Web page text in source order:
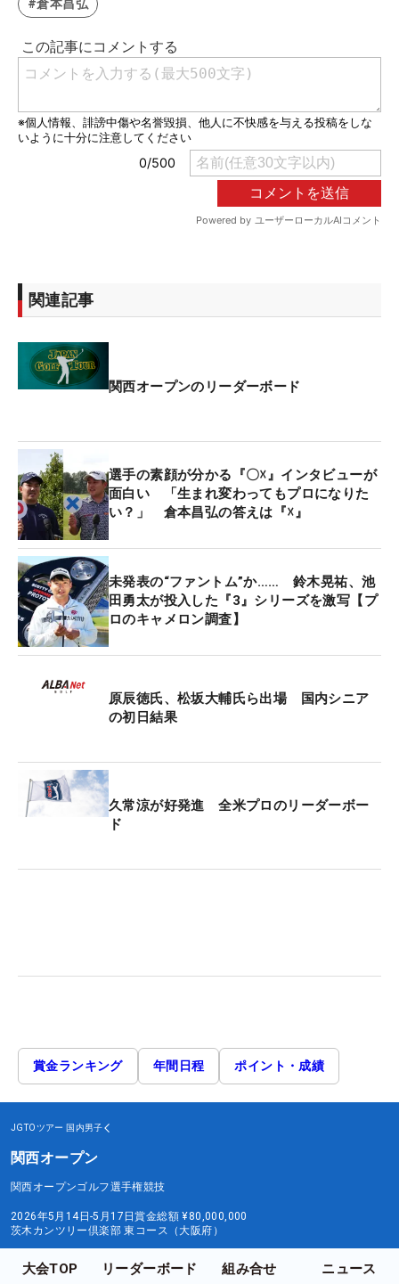
#倉本昌弘
関連記事
関西オープンのリーダーボード
選手の素顔が分かる『〇☓』インタビューが
面白い 「生まれ変わってもプロになりた
い？」 倉本昌弘の答えは『☓』
未発表の“ファントム”か…… 鈴木晃祐、池
田勇太が投入した『3』シリーズを激写【プ
ロのキャメロン調査】
原辰徳氏、松坂大輔氏ら出場 国内シニア
の初日結果
久常涼が好発進 全米プロのリーダーボー
ド
賞金ランキング 年間日程 ポイント・成績
JGTOツアー 国内男子
関西オープン
関西オープンゴルフ選手権競技
2026年5月14日-5月17日賞金総額 ¥80,000,000
茨木カンツリー倶楽部 東コース（大阪府）
大会TOP リーダーボード 組み合せ ニュース